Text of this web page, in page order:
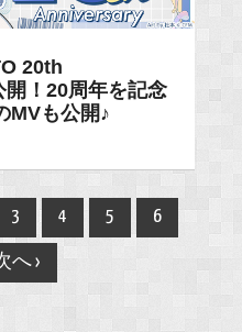
20th
！20周年を記念
MVも公開♪
3 4 5 6
へ ›